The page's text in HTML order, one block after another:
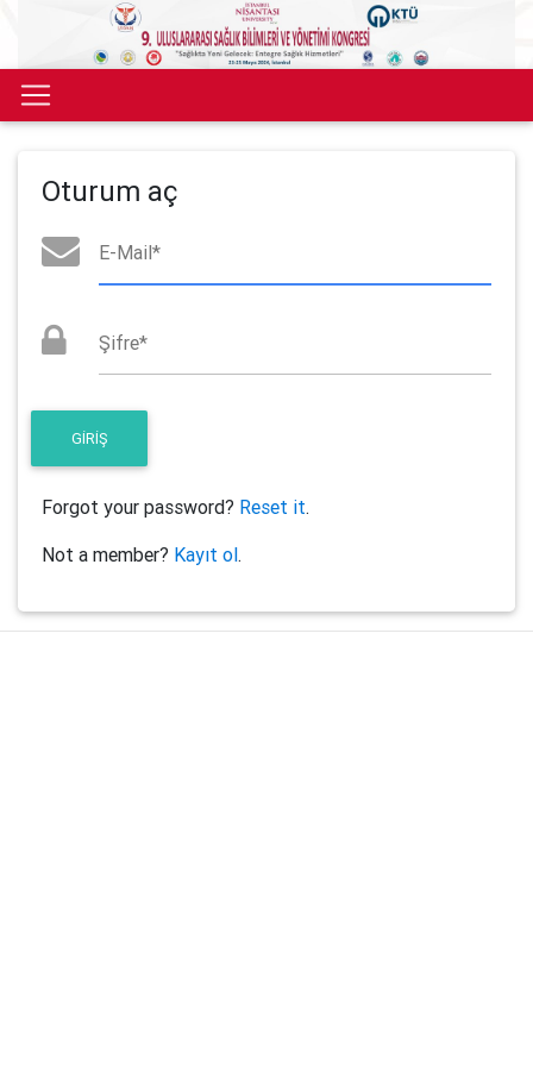
Oturum aç
E-Mail*
Şifre*
Forgot your password? Reset it.
Not a member? Kayıt ol.